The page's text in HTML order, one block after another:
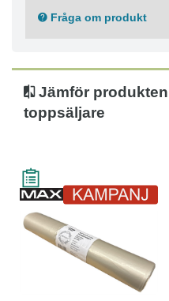
Fråga om produkt
Jämför
toppsäljare